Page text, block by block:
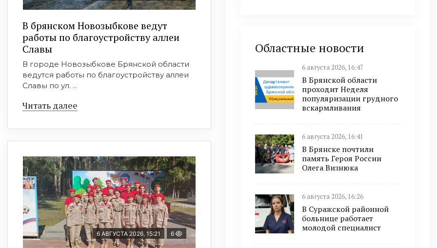
В брянском Новозыбкове ведут
работы по благоустройству аллеи
Славы
В городе Новозыбкове Брянской области
ведутся работы по благоустройству аллеи
Славы по ул. ...
Читать далее
6 АВГУСТА 2026, 15:21 6
Областные новости
6 августа 2026, 16:47
В Брянской области
проходит Неделя
популяризации грудного
вскармливания
6 августа 2026, 16:41
В Брянске почтили
память Героя России
Олега Визнюка
6 августа 2026, 16:26
В Суражской районной
больнице работает
молодой специалист